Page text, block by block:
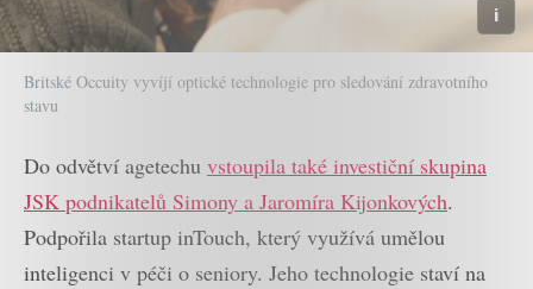
Britské Occuity vyvíjí optické technologie pro sledování zdravotního
stavu
Do odvětví agetechu vstoupila také investiční skupina
JSK podnikatelů Simony a Jaromíra Kijonkových.
Podpořila startup inTouch, který využívá umělou
inteligenci v péči o seniory. Jeho technologie staví na